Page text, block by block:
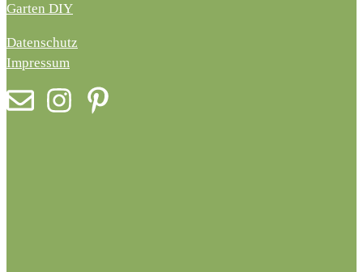
Garten DIY
Datenschutz
Impressum